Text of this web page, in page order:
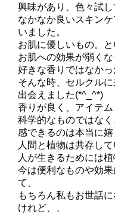
興味があり、色々試し
なかなか良いスキン
いました。
お肌に優しいもの。
お肌への効果が弱くな
好きな香りではなかっ
そんな時、セルクル
出会えました(*^_^*)
香りが良く、アイテム
科学的なものではな
感できるのは本当に嬉
人間と植物は共存して
人が生きるためには
今は便利なものや効
て、
もちろん私もお世話
けれど、、